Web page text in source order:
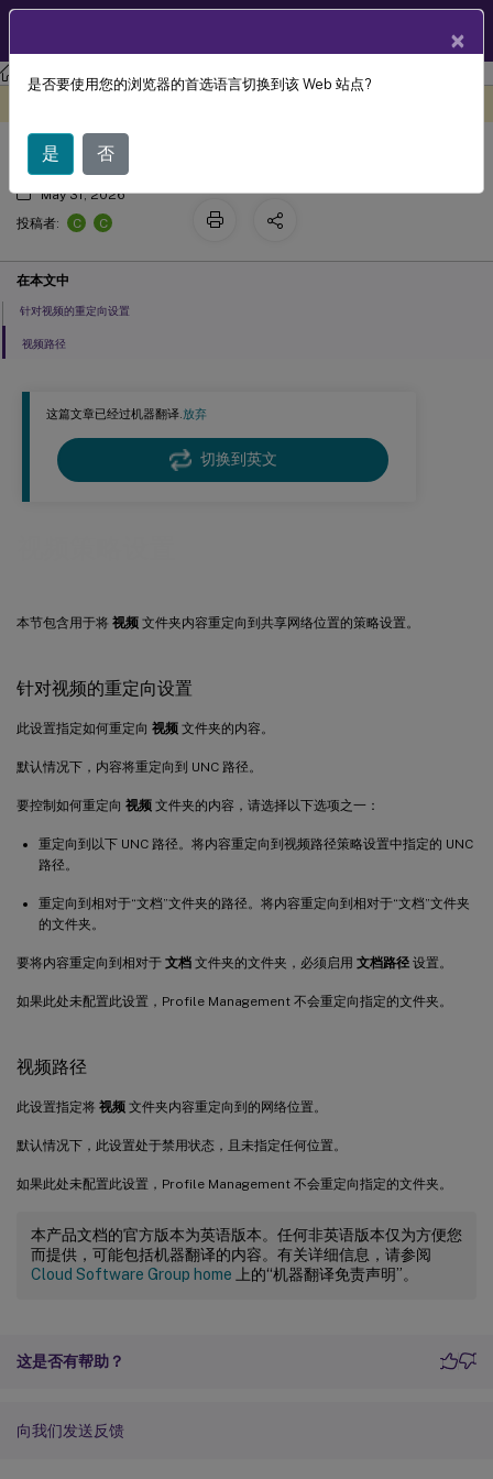
Citrix Virtual Apps and Desktops 7 2203 LTSR 参考
这篇文章已经过机器翻译.放弃
切换到英文
本节包含用于将 视频 文件夹内容重定向到共享网络位置的策略设置。
针对视频的重定向设置
此设置指定如何重定向 视频 文件夹的内容。
默认情况下，内容将重定向到 UNC 路径。
要控制如何重定向 视频 文件夹的内容，请选择以下选项之一：
重定向到以下 UNC 路径。将内容重定向到视频路径策略设置中指定的 UNC
路径。
重定向到相对于“文档”文件夹的路径。将内容重定向到相对于“文档”文件夹
的文件夹。
要将内容重定向到相对于 文档 文件夹的文件夹，必须启用 文档路径 设置。
如果此处未配置此设置，Profile Management 不会重定向指定的文件夹。
视频路径
此设置指定将 视频 文件夹内容重定向到的网络位置。
默认情况下，此设置处于禁用状态，且未指定任何位置。
如果此处未配置此设置，Profile Management 不会重定向指定的文件夹。
本产品文档的官方版本为英语版本。任何非英语版本仅为方便您
而提供，可能包括机器翻译的内容。有关详细信息，请参阅
Cloud Software Group home 上的“机器翻译免责声明”。
这是否有帮助？
向我们发送反馈
视频策略设置
May 31, 2026
投稿者:
C C
在本文中
针对视频的重定向设置
视频路径
×
是否要使用您的浏览器的首选语言切换到该 Web 站点?
是 否